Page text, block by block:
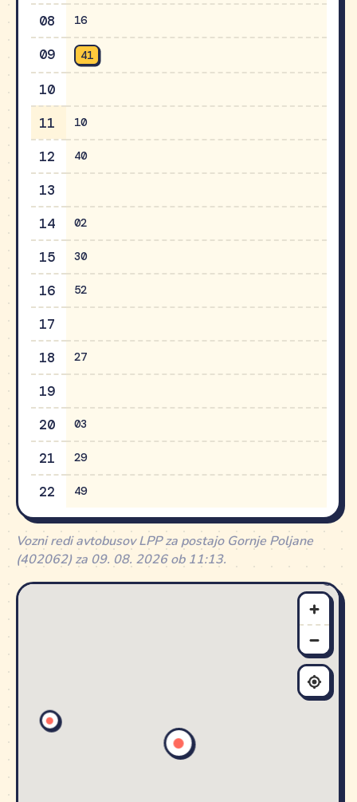
08
16
09 41
10
11
10
12 40
13
14
02
15 30
16 52
17
18
27
19
20
03
21 29
22 49
Vozni redi avtobusov LPP za postajo Gornje Poljane
(402062) za 09. 08. 2026 ob 11:13.